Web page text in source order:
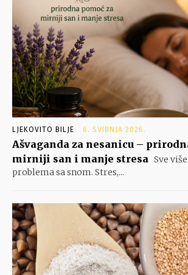
LJEKOVITO BILJE 6. SVIBNJA 2026.
Ašvaganda za nesanicu –
mirniji san i manje stresa Sve
problema sa snom. Stres,...